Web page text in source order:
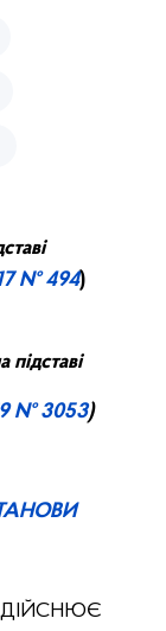
№494)
підставі
№ 3053)